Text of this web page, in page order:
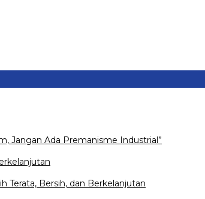
Jangan Ada Premanisme Industrial”
Terata, Bersih, dan Berkelanjutan